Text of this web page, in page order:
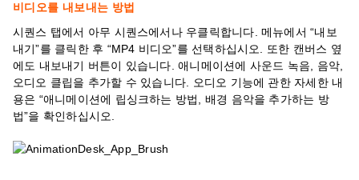
비디오를 내보내는 방법
시퀀스 탭에서 아무 시퀀스에서나 우클릭합니다. 메뉴에서 “내보
내기”를 클릭한 후 “MP4 비디오”를 선택하십시오. 또한 캔버스 옆
에도 내보내기 버튼이 있습니다. 애니메이션에 사운드 녹음, 음악,
오디오 클립을 추가할 수 있습니다. 오디오 기능에 관한 자세한 내
용은 “애니메이션에 립싱크하는 방법, 배경 음악을 추가하는 방
법”을 확인하십시오.